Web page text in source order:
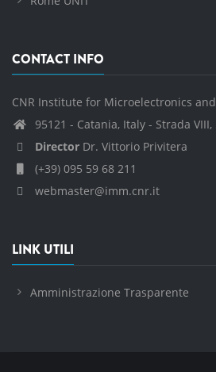
CONTACT INFO
CNR Institute for Microelectronics
95121 - Catania, Italy - Strada VIII,
Director Dr. Vittorio Privitera
(+39) 095 59 68 211
webmaster@imm.cnr.it
LINK UTILI
Amministrazione Trasparente